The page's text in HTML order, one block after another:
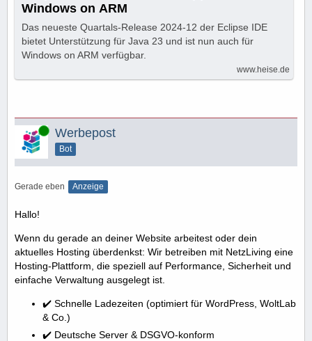
Windows on ARM
Das neueste Quartals-Release 2024-12 der Eclipse IDE
bietet Unterstützung für Java 23 und ist nun auch für
Windows on ARM verfügbar.
www.heise.de
Online Werbepost
Bot
Gerade eben Anzeige
Hallo!
Wenn du gerade an deiner Website arbeitest oder dein
aktuelles Hosting überdenkst: Wir betreiben mit NetzLiving eine
Hosting-Plattform, die speziell auf Performance, Sicherheit und
einfache Verwaltung ausgelegt ist.
✔️ Schnelle Ladezeiten (optimiert für WordPress, WoltLab
& Co.)
✔️ Deutsche Server & DSGVO-konform